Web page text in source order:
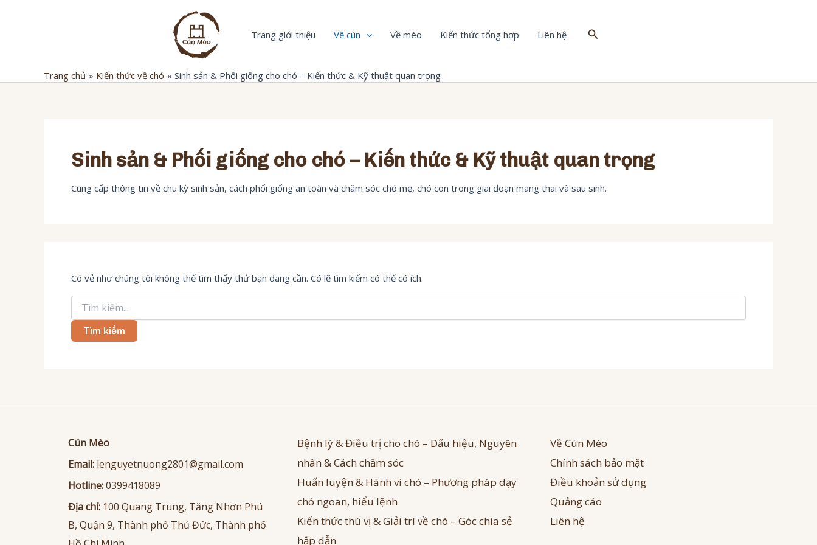
Trang giới thiệu Về cún Về mèo Kiến thức tổng hợp Liên hệ
Tìm
Trang chủ Kiến thức về chó Sinh sản & Phối giống cho chó – Kiến thức & Kỹ thuật quan trọng
Sinh sản & Phối giống cho chó – Kiến thức & Kỹ thuật quan trọng
Cung cấp thông tin về chu kỳ sinh sản, cách phối giống an toàn và chăm sóc chó mẹ, chó con trong giai đoạn mang thai và sau sinh.
Có vẻ như chúng tôi không thể tìm thấy thứ bạn đang cần. Có lẽ tìm kiếm có thể có ích.
Tìm
kiếm:
Cún Mèo
Email: lenguyetnuong2801@gmail.com
Hotline:0399418089
Địa chỉ: 100 Quang Trung, Tăng Nhơn Phú
B, Quận 9, Thành phố Thủ Đức, Thành phố
Bệnh lý & Điều trị cho chó – Dấu hiệu, Nguyên
nhân & Cách chăm sóc
Huấn luyện & Hành vi chó – Phương pháp dạy
chó ngoan, hiểu lệnh
Kiến thức thú vị & Giải trí về chó – Góc chia sẻ
hấp dẫn
Về Cún Mèo
Chính sách bảo mật
Điều khoản sử dụng
Quảng cáo
Liên hệ